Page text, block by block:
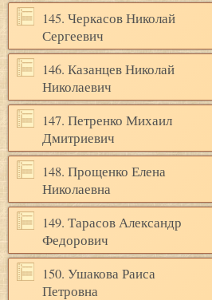
145. Черкасов Николай
Сергеевич
146. Казанцев Николай
Николаевич
147. Петренко Михаил
Дмитриевич
148. Прощенко Елена
Николаевна
149. Тарасов Александр
Федорович
150. Ушакова Раиса
Петровна